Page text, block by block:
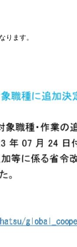
ります。